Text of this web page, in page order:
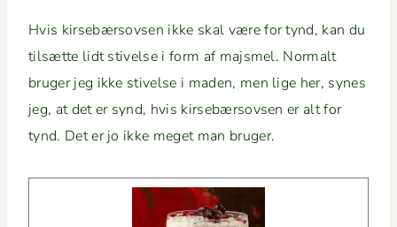
Hvis kirse­bærsovsen ikke skal være for tynd, kan du
tilsætte lidt stivelse i form af majs­mel. Nor­malt
bruger jeg ikke stivelse i maden, men lige her, synes
jeg, at det er synd, hvis kirse­bærsovsen er alt for
tynd. Det er jo ikke meget man bruger.